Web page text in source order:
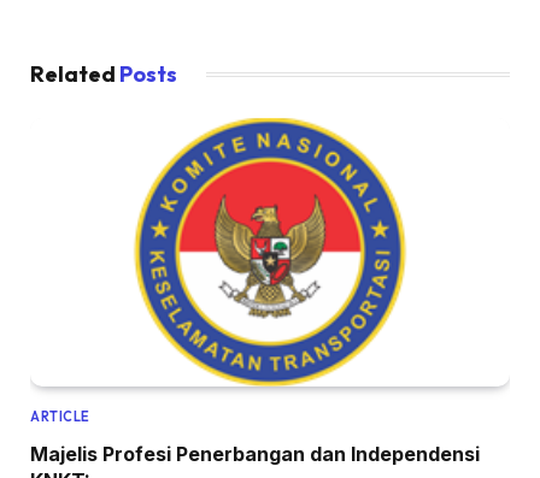
Related Posts
ARTICLE
Majelis Profesi Penerbangan dan Independensi